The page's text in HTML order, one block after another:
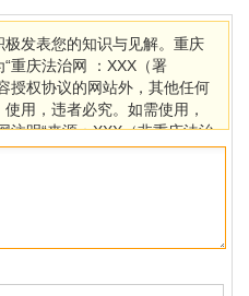
发表您的知识与见解。重庆
重庆法治网 ：XXX（署
授权协议的网站外，其他任何
用，违者必究。如需使用，
注明“来源：XXX（非重庆法治
，目的在于传播更多信息，其